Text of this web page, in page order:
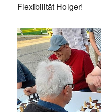
Flexibilität Holger!